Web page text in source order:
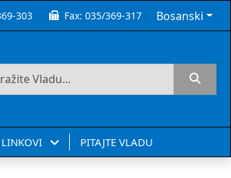
303 Fax:035/369-317 Bosanski
LINKOVI PITAJTE VLADU